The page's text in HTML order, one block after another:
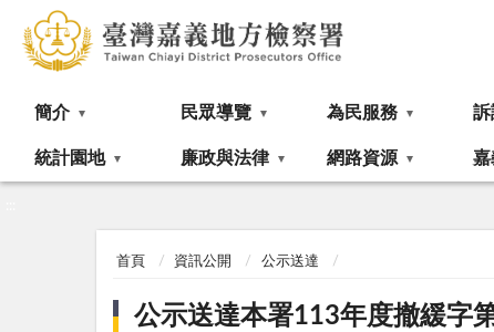
簡介 民眾導覽 為民服務 訴
統計園地 廉政與法律 網路資源 嘉
首頁 資訊公開 公示送達
公示送達本署113年度撤緩字